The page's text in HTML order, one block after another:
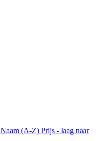
Naam (A-Z) Prijs - laag naar